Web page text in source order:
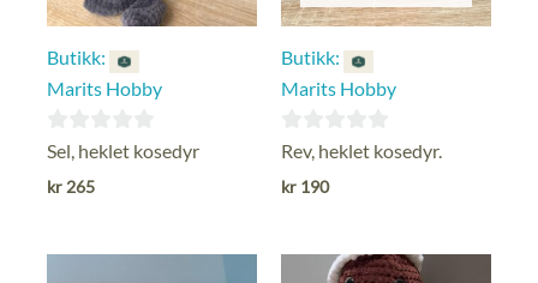
Butikk:
Marits Hobby
0
ut
Sel, heklet kosedyr
kr 265
Butikk:
Marits Hobby
0
ut
Rev, heklet kosedyr.
kr 190